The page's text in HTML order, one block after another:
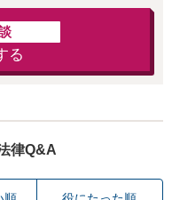
る
律Q&A